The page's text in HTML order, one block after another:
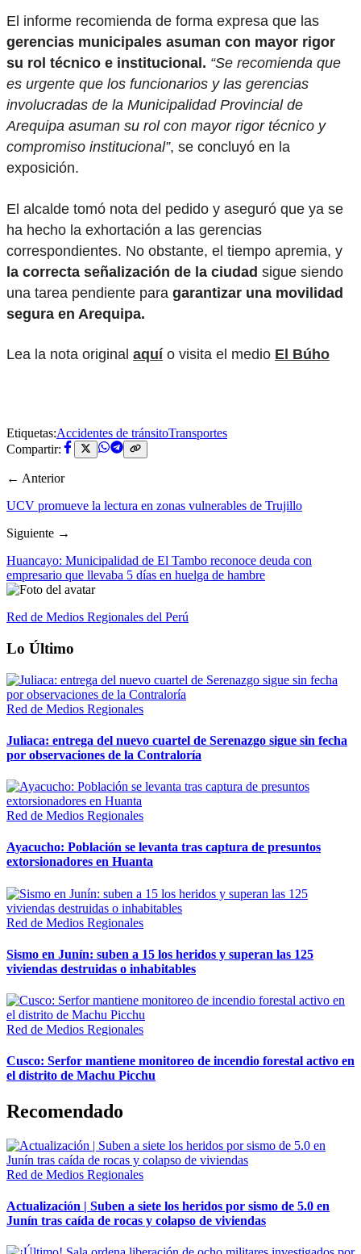
El informe recomienda de forma expresa que las
gerencias municipales asuman con mayor rigor
su rol técnico e institucional. “Se recomienda que
es urgente que los funcionarios y las gerencias
involucradas de la Municipalidad Provincial de
Arequipa asuman su rol con mayor rigor técnico y
compromiso institucional”, se concluyó en la
exposición.
El alcalde tomó nota del pedido y aseguró que ya se
ha hecho la exhortación a las gerencias
correspondientes. No obstante, el tiempo apremia, y
la correcta señalización de la ciudad sigue siendo
una tarea pendiente para garantizar una movilidad
segura en Arequipa.
Lea la nota original aquí o visita el medio El Búho
Etiquetas:Accidentes de tránsitoTransportes
Compartir:
← Anterior
UCV promueve la lectura en zonas vulnerables de Trujillo
Siguiente →
Huancayo: Municipalidad de El Tambo reconoce deuda con
empresario que llevaba 5 días en huelga de hambre
Red de Medios Regionales del Perú
Lo Último
Red de Medios Regionales
Juliaca: entrega del nuevo cuartel de Serenazgo sigue sin fecha
por observaciones de la Contraloría
Red de Medios Regionales
Ayacucho: Población se levanta tras captura de presuntos
extorsionadores en Huanta
Red de Medios Regionales
Sismo en Junín: suben a 15 los heridos y superan las 125
viviendas destruidas o inhabitables
Red de Medios Regionales
Cusco: Serfor mantiene monitoreo de incendio forestal activo en
el distrito de Machu Picchu
Recomendado
Red de Medios Regionales
Actualización | Suben a siete los heridos por sismo de 5.0 en
Junín tras caída de rocas y colapso de viviendas